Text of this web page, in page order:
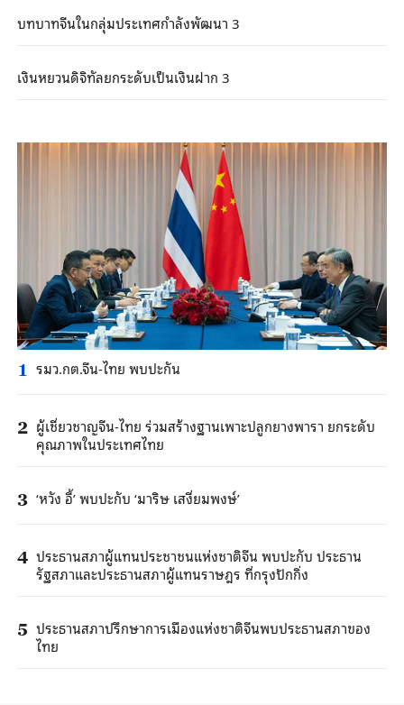
บทบาทจีนในกลุ่มประเทศกำลังพัฒนา 3
เงินหยวนดิจิทัลยกระดับเป็นเงินฝาก 3
1 รมว.กต.จีน-ไทย พบปะกัน
2 ผู้เชี่ยวชาญจีน-ไทย ร่วมสร้างฐานเพาะปลูกยางพารา ยกระดับ
คุณภาพในประเทศไทย
3 ‘หวัง อี้’ พบปะกับ ‘มาริษ เสงี่ยมพงษ์’
4 ประธานสภาผู้แทนประชาชนแห่งชาติจีน พบปะกับ ประธาน
รัฐสภาและประธานสภาผู้แทนราษฎร ที่กรุงปักกิ่ง
5 ประธานสภาปรึกษาการเมืองแห่งชาติจีนพบประธานสภาของ
ไทย